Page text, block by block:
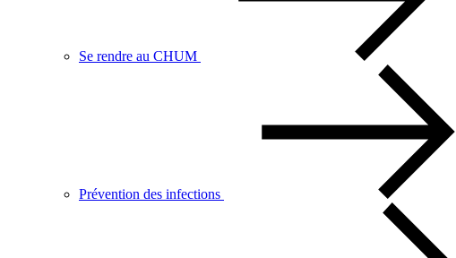
Se rendre au CHUM
Prévention des infections